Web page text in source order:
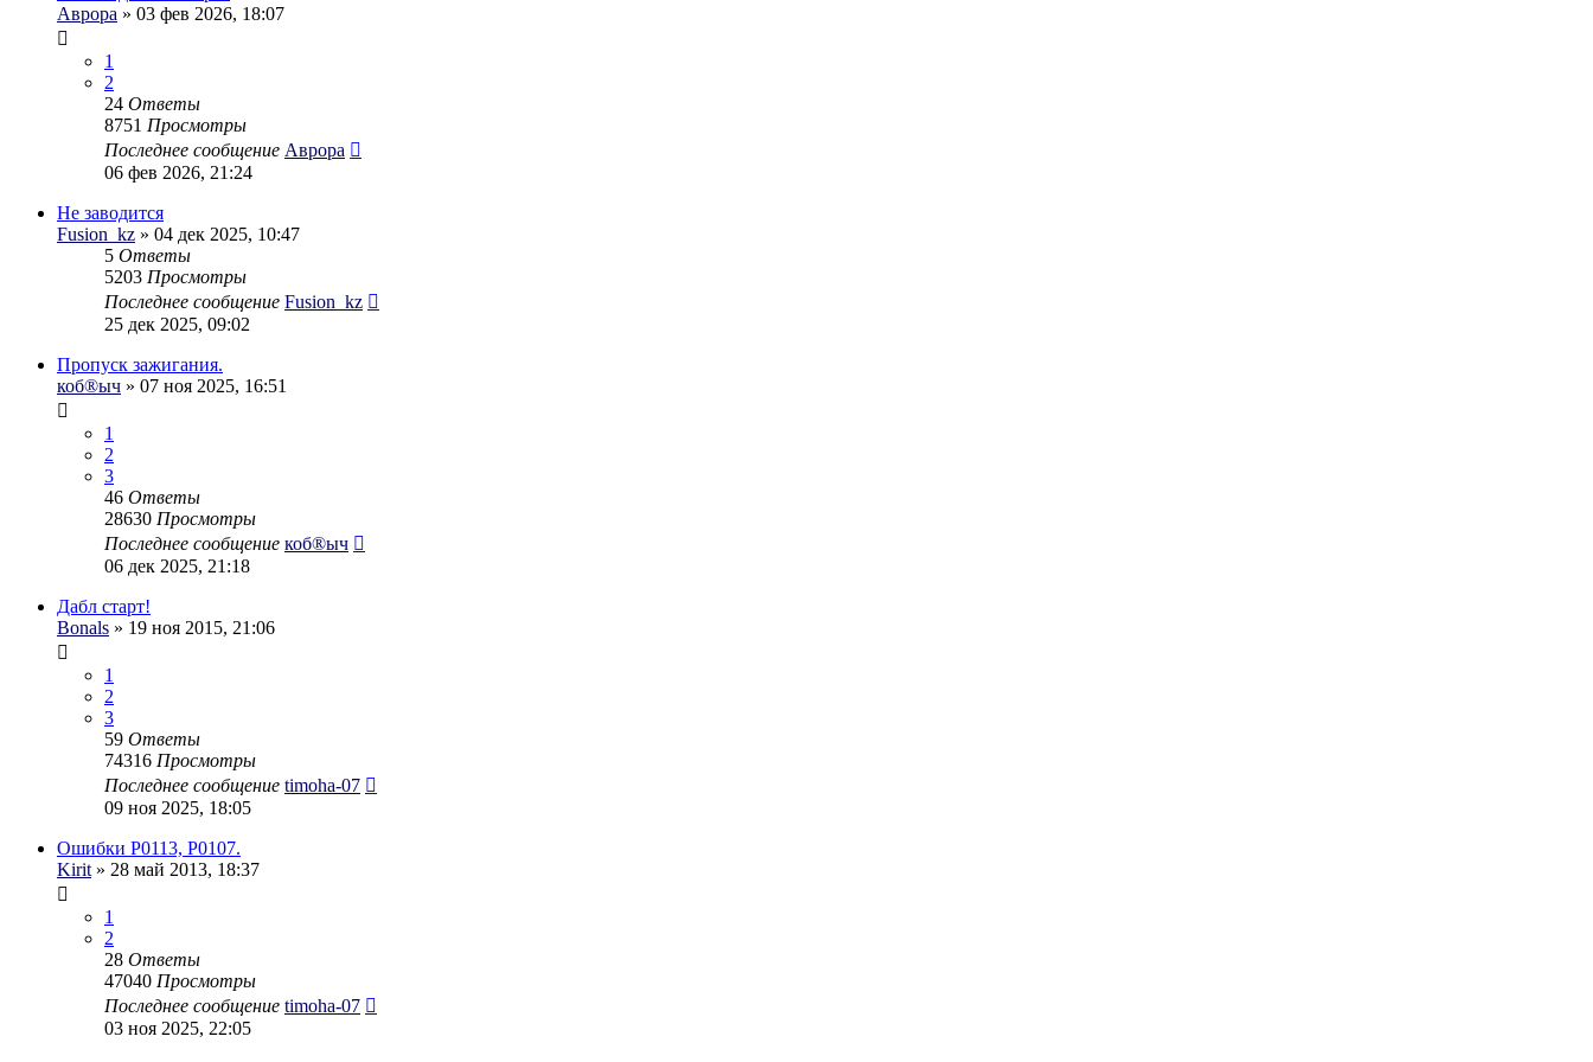
Аврора » 03 фев 2026, 18:07
1
2
24 Ответы
8751 Просмотры
Последнее сообщение Аврора
06 фев 2026, 21:24
Не заводится
Fusion_kz » 04 дек 2025, 10:47
5 Ответы
5203 Просмотры
Последнее сообщение Fusion_kz
25 дек 2025, 09:02
Пропуск зажигания.
коб®ыч » 07 ноя 2025, 16:51
1
2
3
46 Ответы
28630 Просмотры
Последнее сообщение коб®ыч
06 дек 2025, 21:18
Дабл старт!
Bonals » 19 ноя 2015, 21:06
1
2
3
59 Ответы
74316 Просмотры
Последнее сообщение timoha-07
09 ноя 2025, 18:05
Ошибки P0113, P0107.
Kirit » 28 май 2013, 18:37
1
2
28 Ответы
47040 Просмотры
Последнее сообщение timoha-07
03 ноя 2025, 22:05